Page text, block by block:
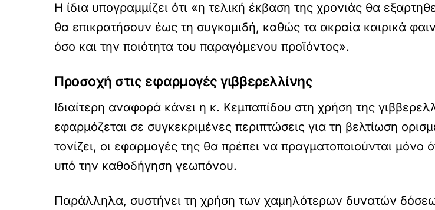
Η ίδια υπογραμμίζει ότι «η τελική έκβαση της χρονιάς θα
θα επικρατήσουν έως τη συγκομιδή, καθώς τα ακραία καιρικά
όσο και την ποιότητα του παραγόμενου προϊόντος».
Προσοχή στις εφαρμογές γιββερελλίνης
Ιδιαίτερη αναφορά κάνει η κ. Κεμπαπίδου στη χρήση της
εφαρμόζεται σε συγκεκριμένες περιπτώσεις για τη βελτίωση
τονίζει, οι εφαρμογές της θα πρέπει να πραγματοποιούνται μόνο
υπό την καθοδήγηση γεωπόνου.
Παράλληλα, συστήνει τη χρήση των χαμηλότερων δυνατών